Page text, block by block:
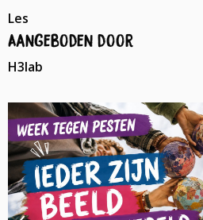
Les
Aangeboden door
H3lab